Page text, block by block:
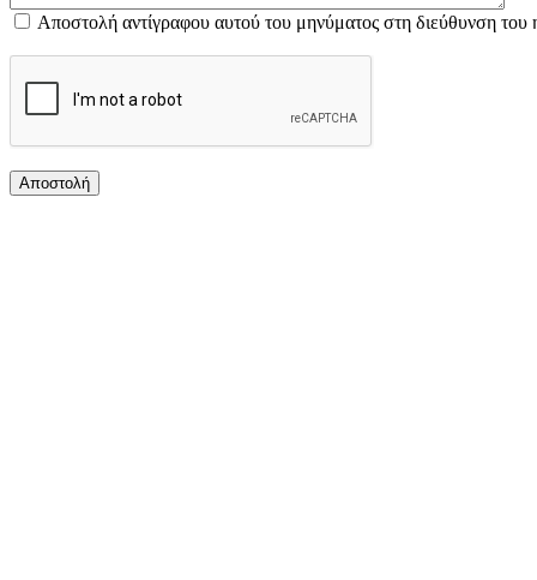
Αποστολή αντίγραφου αυτού του μηνύματος στη διεύθυνση του
Αποστολή